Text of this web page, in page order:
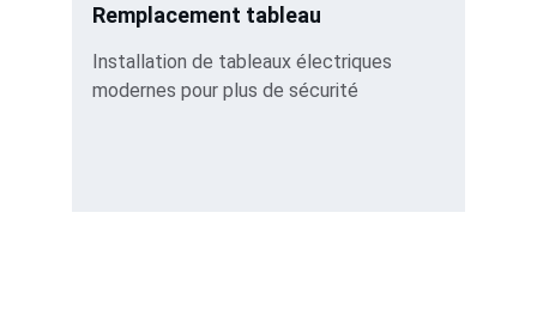
Remplacement tableau
Installation de tableaux électriques
modernes pour plus de sécurité